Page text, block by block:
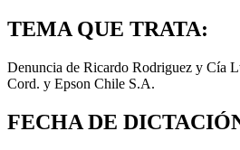
TEMA QUE TRATA:
Denuncia de Ricardo Rodriguez y Cía
Cord. y Epson Chile S.A.
FECHA DE